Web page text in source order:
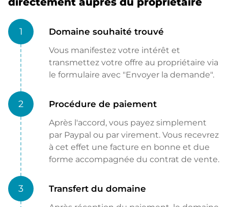
1 Domaine souhaité trouvé
Vous manifestez votre intérêt et
transmettez votre offre au propriétaire via
le formulaire avec "Envoyer la demande".
2 Procédure de paiement
Après l'accord, vous payez simplement
par Paypal ou par virement. Vous recevrez
à cet effet une facture en bonne et due
forme accompagnée du contrat de vente.
3 Transfert du domaine